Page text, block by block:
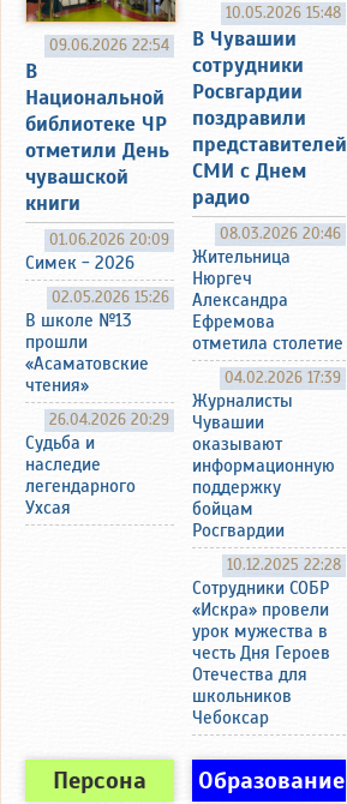
09.06.2026 22:54
В
Национальной
библиотеке ЧР
отметили День
чувашской
книги
01.06.2026 20:09
Симек - 2026
02.05.2026 15:26
В школе №13
прошли
«Асаматовские
чтения»
26.04.2026 20:29
Судьба и
наследие
легендарного
Ухсая
10.05.2026 15:48
В Чувашии
сотрудники
Росвгардии
поздравили
представителей
СМИ с Днем
радио
08.03.2026 20:46
Жительница
Нюргеч
Александра
Ефремова
отметила столетие
04.02.2026 17:39
Журналисты
Чувашии
оказывают
информационную
поддержку
бойцам
Росгвардии
10.12.2025 22:28
Сотрудники СОБР
«Искра» провели
урок мужества в
честь Дня Героев
Отечества для
школьников
Чебоксар
Персона Образование